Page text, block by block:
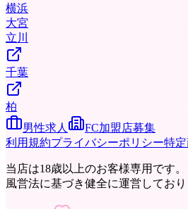
横浜
大宮
立川
千葉
柏
男性求人
FC加盟店募集
利用規約プライバシーポリシー特
当店は18歳以上のお客様専用です。
風営法に基づき健全に運営しており